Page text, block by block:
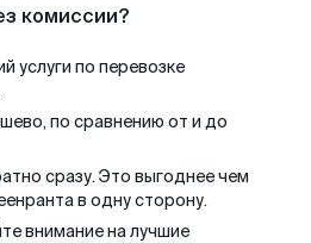
комиссии?
услуги по перевозке
по сравнению от и до
сразу. Это выгоднее чем
в одну сторону.
внимание на лучшие